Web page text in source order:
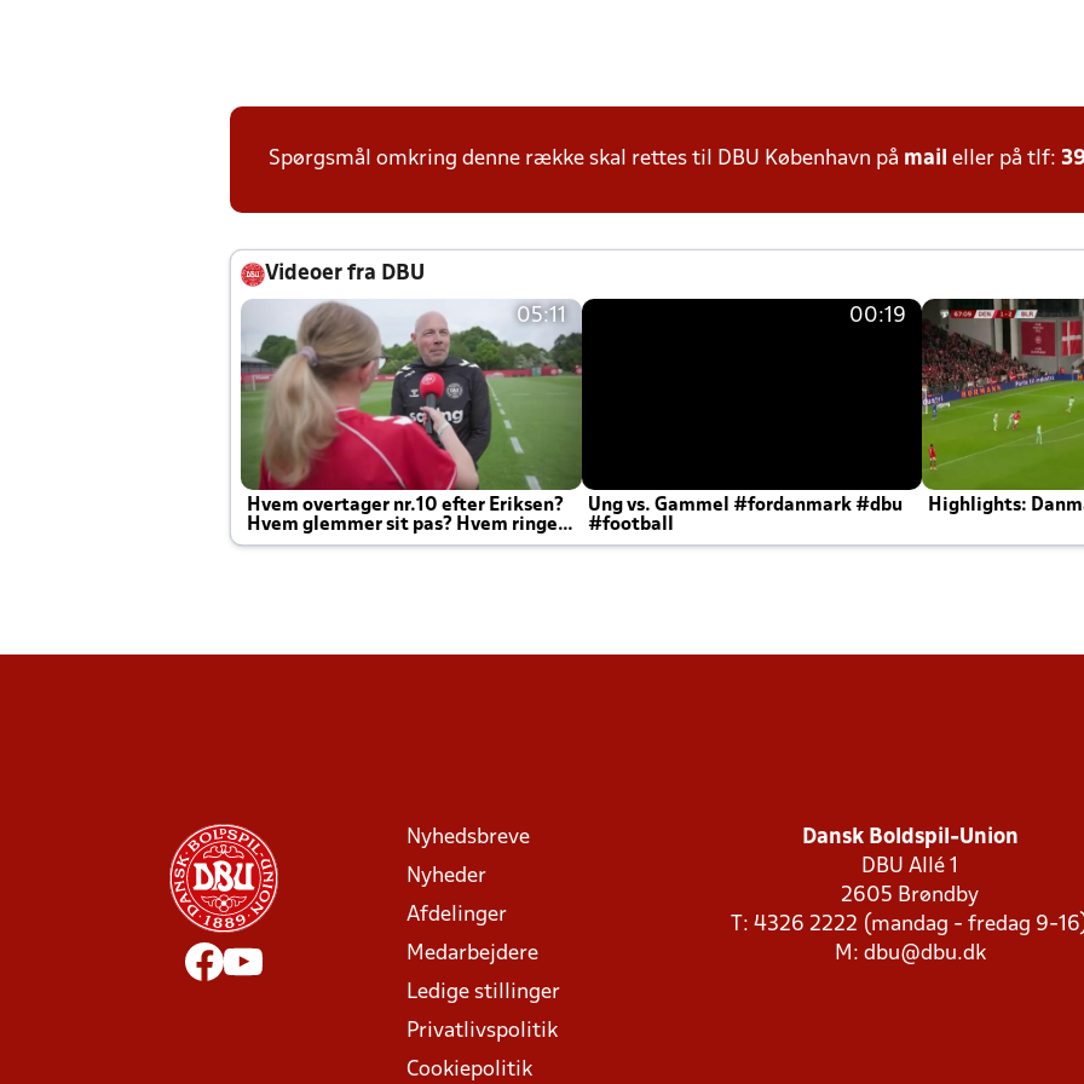
Spørgsmål omkring denne række skal rettes til DBU København på mail eller på tlf:
Videoer fra DBU
05:11
Hvem overtager nr.10 efter Eriksen?
Hvem glemmer sit pas? Hvem ringer
Joachim altid til efter kampe?
00:19
Ung vs. Gammel #fordanmark #dbu
#football
Highlights:
Nyhedsbreve
Nyheder
Afdelinger
Medarbejdere
Ledige stillinger
Privatlivspolitik
Cookiepolitik
Dansk Boldspil-Union
DBU Allé 1
2605 Brøndby
T: 4326 2222 (mandag - fredag 9-
M: dbu@dbu.dk